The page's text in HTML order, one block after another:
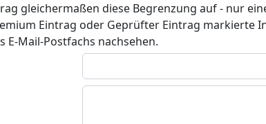
gleichermaßen diese Begrenzung auf - nur
Eintrag oder Geprüfter Eintrag
Mail-Postfachs nachsehen.